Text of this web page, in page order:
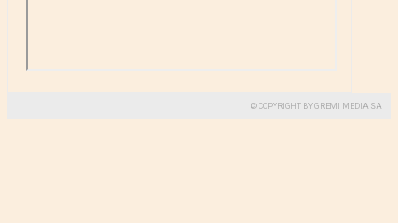
© COPYRIGHT BY GREMI MEDIA SA